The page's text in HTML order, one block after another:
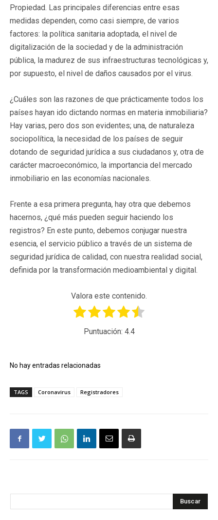
Propiedad. Las principales diferencias entre esas
medidas dependen, como casi siempre, de varios
factores: la política sanitaria adoptada, el nivel de
digitalización de la sociedad y de la administración
pública, la madurez de sus infraestructuras tecnológicas y,
por supuesto, el nivel de daños causados por el virus.
¿Cuáles son las razones de que prácticamente todos los
países hayan ido dictando normas en materia inmobiliaria?
Hay varias, pero dos son evidentes; una, de naturaleza
sociopolítica, la necesidad de los países de seguir
dotando de seguridad jurídica a sus ciudadanos y, otra de
carácter macroeconómico, la importancia del mercado
inmobiliario en las economías nacionales.
Frente a esa primera pregunta, hay otra que debemos
hacernos, ¿qué más pueden seguir haciendo los
registros? En este punto, debemos conjugar nuestra
esencia, el servicio público a través de un sistema de
seguridad jurídica de calidad, con nuestra realidad social,
definida por la transformación medioambiental y digital.
Valora este contenido.
Puntuación: 4.4
No hay entradas relacionadas
TAGS Coronavirus Registradores
Buscar